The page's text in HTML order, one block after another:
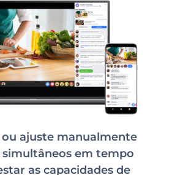
ajuste manualmente
simultâneos em tempo
as capacidades de